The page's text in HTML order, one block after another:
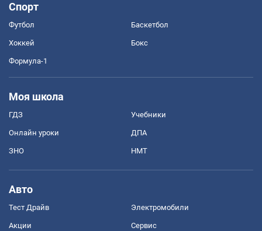
Спорт
Футбол Баскетбол
Хоккей Бокс
Формула-1
Моя школа
ГДЗ Учебники
Онлайн уроки ДПА
ЗНО НМТ
Авто
Тест Драйв Электромобили
Акции Сервис